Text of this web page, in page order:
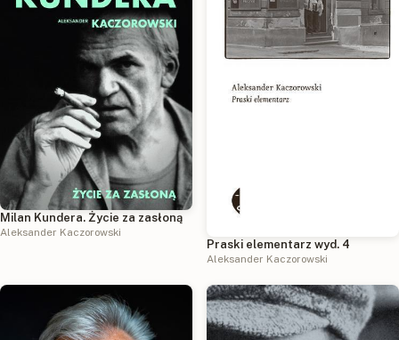
Milan Kundera. Życie za zasłoną
Aleksander Kaczorowski
Praski elementarz wyd. 4
Aleksander Kaczorowski